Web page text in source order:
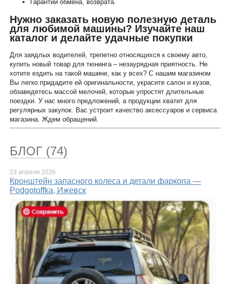
Гарантии обмена, возврата.
Нужно заказать новую полезную деталь
для любимой машины? Изучайте наш
каталог и делайте удачные покупки
Для заядлых водителей, трепетно относящихся к своему авто,
купить новый товар для тюнинга – незаурядная приятность. Не
хотите ездить на такой машине, как у всех? С нашим магазином
Вы легко придадите ей оригинальности, украсите салон и кузов,
обзаведетесь массой мелочей, которые упростят длительные
поездки. У нас много предложений, а продукции хватит для
регулярных закупок. Вас устроит качество аксессуаров и сервиса
магазина. Ждем обращений.
БЛОГ (74)
23 апреля 2026
Кронштейн запасного колеса и детали фаркопа —
Podgotoffka, Ижевск